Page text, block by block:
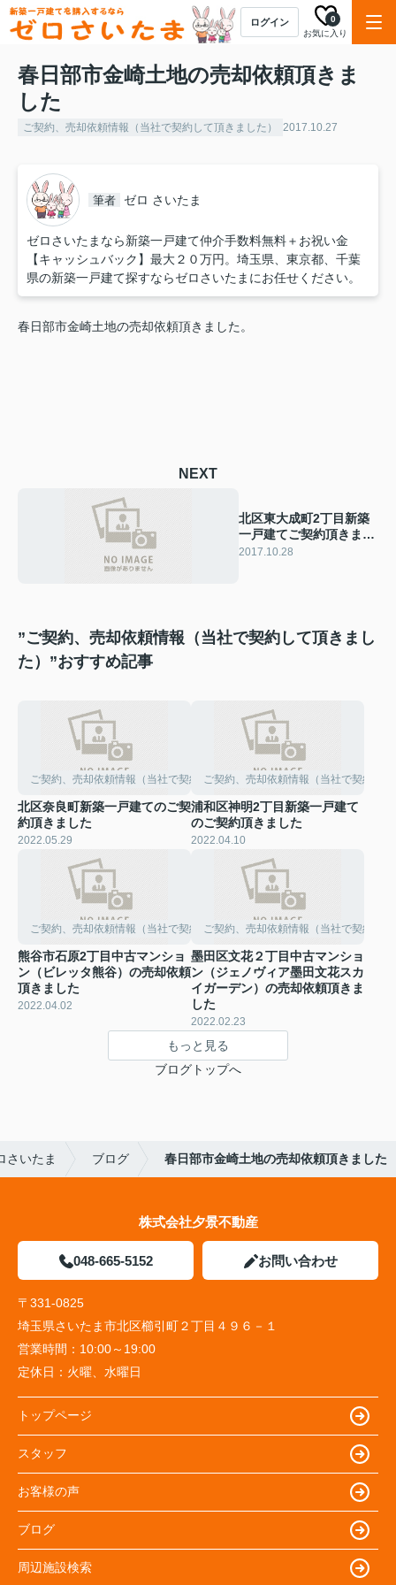
ログイン
お気に入り
0
春日部市金崎土地の売却依頼頂きま
した
ご契約、売却依頼情報（当社で契約して頂きました） 2017.10.27
筆者 ゼロ さいたま
ゼロさいたまなら新築一戸建て仲介手数料無料＋お祝い金
【キャッシュバック】最大２０万円。埼玉県、東京都、千葉
県の新築一戸建て探すならゼロさいたまにお任せください。
春日部市金崎土地の売却依頼頂きました。
NEXT
北区東大成町2丁目新築
一戸建てご契約頂きまし
た
2017.10.28
”ご契約、売却依頼情報（当社で契約して頂きまし
た）”おすすめ記事
ご契約、売却依頼情報（当社で契約して頂きました）
北区奈良町新築一戸建てのご契
約頂きました
2022.05.29
ご契約、売却依頼情報（当社で契約し
浦和区神明2丁目新築一戸建て
のご契約頂きました
2022.04.10
ご契約、売却依頼情報（当社で契約して頂きました）
熊谷市石原2丁目中古マンショ
ン（ビレッタ熊谷）の売却依頼
頂きました
2022.04.02
ご契約、売却依頼情報（当社で契約し
墨田区文花２丁目中古マンショ
ン（ジェノヴィア墨田文花スカ
イガーデン）の売却依頼頂きま
した
2022.02.23
もっと見る
ブログトップへ
さいたま ブログ 春日部市金崎土地の売却依頼頂きました
株式会社夕景不動産
048-665-5152 お問い合わせ
〒331-0825
埼玉県さいたま市北区櫛引町２丁目４９６－１
営業時間： 10:00～19:00
定休日： 火曜、水曜日
トップページ
スタッフ
お客様の声
ブログ
周辺施設検索